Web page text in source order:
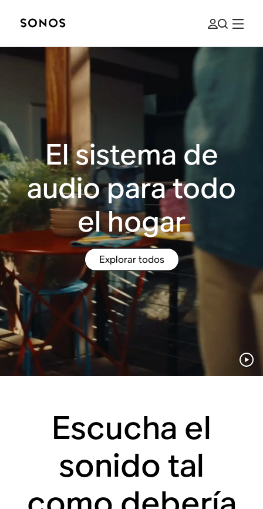
El sistema de
audio para todo
el hogar
Explorar todos
Escucha el
sonido tal